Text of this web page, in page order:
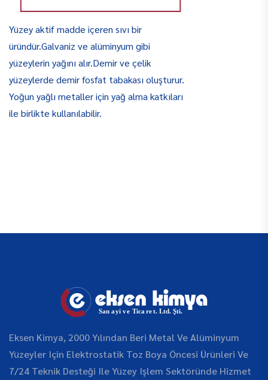
Yüzey aktif madde içeren sıvı bir
üründür.Galvaniz ve alüminyum gibi
yüzeylerin yağını alır.Demir ve çelik
yüzeylerde demir fosfat tabakası oluşturur.
Yoğun yağlı metaller için yağ alma katkıları
ile birlikte kullanılabilir.
Eksen Kimya, 2000 Yılından Beri Metal Ve Alüminyum
Yüzeyler Için Elektrostatik Toz Boya Öncesi Ürünleri Ve
7/24 Teknik Desteği Ile Yüzey Işlem Sektöründe Hizmet